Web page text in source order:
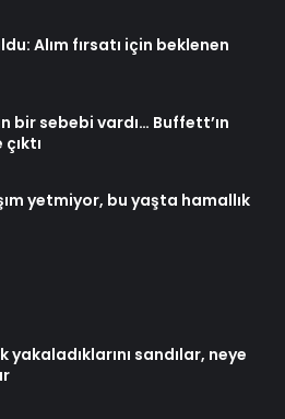
Alım fırsatı için beklenen
bir sebebi vardı… Buffett’ın
yetmiyor, bu yaşta hamallık
sandılar, neye